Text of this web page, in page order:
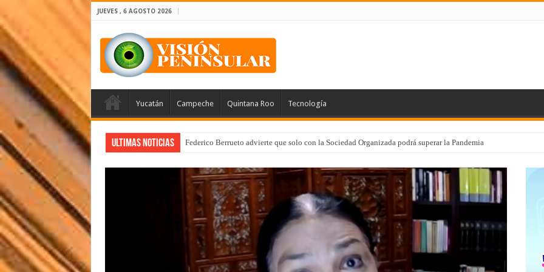
JUEVES , 6 AGOSTO 2026
Yucatán Campeche Quintana Roo Tecnología
Ultimas Noticias Federico Berrueto advierte que solo con la Sociedad Organizada podrá superar la Pandemia